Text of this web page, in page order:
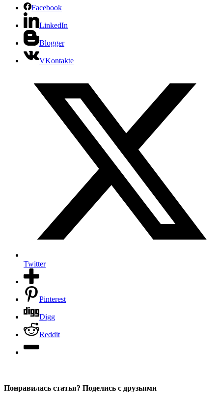
Facebook
LinkedIn
Blogger
VKontakte
Twitter
Pinterest
Digg
Reddit
Понравилась статья? Поделись с друзьями